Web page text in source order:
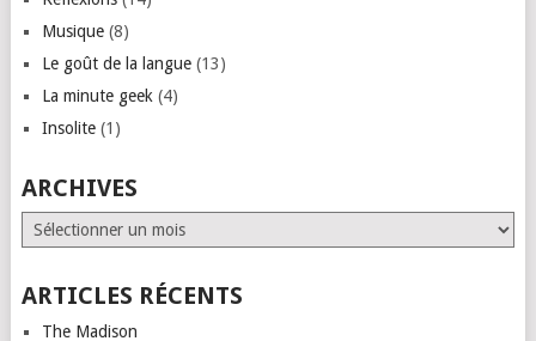
Musique(8)
Le goût de la langue(13)
La minute geek (4)
Insolite(1)
ARCHIVES
Archives
ARTICLES RÉCENTS
The Madison